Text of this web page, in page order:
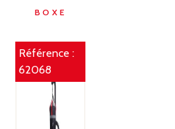
BOXE
Référence :
62068